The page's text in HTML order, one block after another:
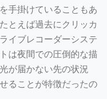
手掛けていることもあ
とえば過去にクリッカ
イブレコーダーシステ
は夜間での圧倒的な描
が届かない先の状況
ることが特徴だったの